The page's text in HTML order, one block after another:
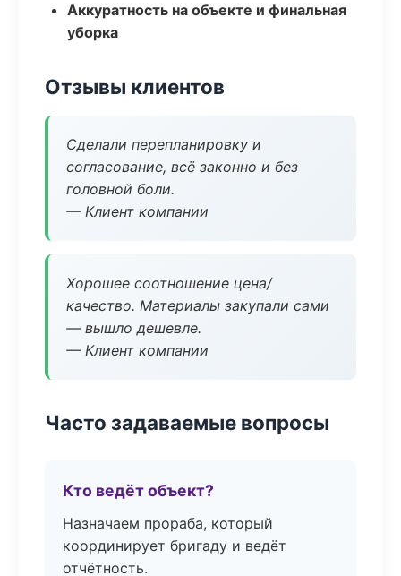
Аккуратность на объекте и финальная
уборка
Отзывы клиентов
Сделали перепланировку и
согласование, всё законно и без
головной боли.
— Клиент компании
Хорошее соотношение цена/
качество. Материалы закупали сами
— вышло дешевле.
— Клиент компании
Часто задаваемые вопросы
Кто ведёт объект?
Назначаем прораба, который
координирует бригаду и ведёт
отчётность.